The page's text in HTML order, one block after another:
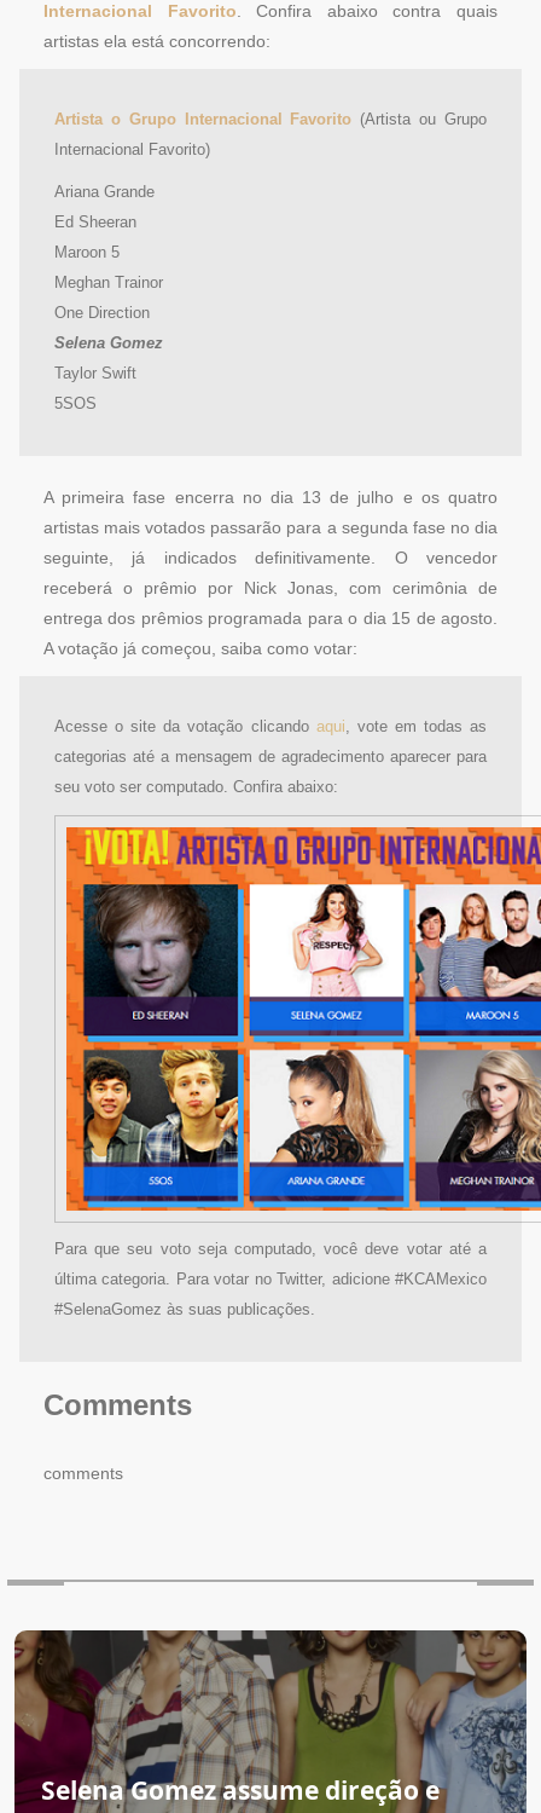
Internacional Favorito . Confira abaixo contra quais
artistas ela está concorrendo:
Artista o Grupo Internacional Favorito (Artista ou Grupo
Internacional Favorito)
Ariana Grande
Ed Sheeran
Maroon 5
Meghan Trainor
One Direction
Selena Gomez
Taylor Swift
5SOS
A primeira fase encerra no dia 13 de julho e os quatro
artistas mais votados passarão para a segunda fase no dia
seguinte, já indicados definitivamente. O vencedor
receberá o prêmio por Nick Jonas, com cerimônia de
entrega dos prêmios programada para o dia 15 de agosto.
A votação já começou, saiba como votar:
Acesse o site da votação clicando aqui, vote em todas as
categorias até a mensagem de agradecimento aparecer para
seu voto ser computado. Confira abaixo:
Para que seu voto seja computado, você deve votar até a
última categoria. Para votar no Twitter, adicione #KCAMexico
#SelenaGomez às suas publicações.
Comments
comments
Selena Gomez assume direção e